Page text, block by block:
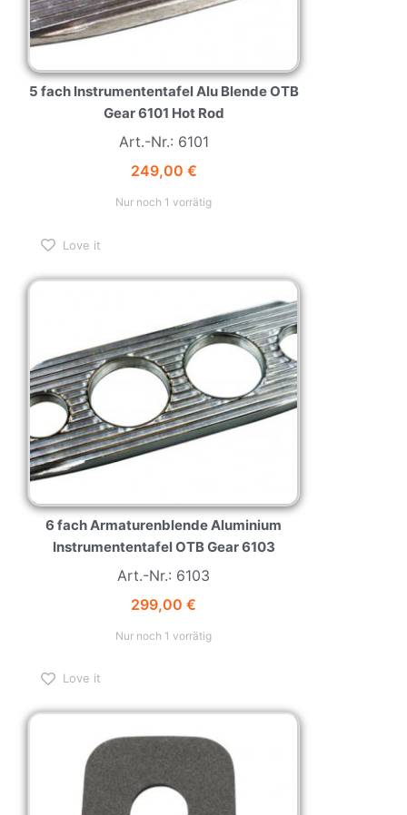
5 fach Instrumententafel Alu Blende OTB
Gear 6101 Hot Rod
Art.-Nr.: 6101
249,00 €
Nur noch 1 vorrätig
Love it
6 fach Armaturenblende Aluminium
Instrumententafel OTB Gear 6103
Art.-Nr.: 6103
299,00 €
Nur noch 1 vorrätig
Love it